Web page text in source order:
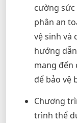
cường
phân an
vệ sinh và
hướng
mang đến
để bảo vệ
Chương
trình thể